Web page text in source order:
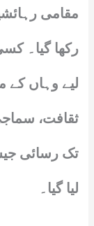
مقامی
رکھا گیا۔
لیے وہاں کے
ثقافت،
تک رسائی
لیا گیا۔